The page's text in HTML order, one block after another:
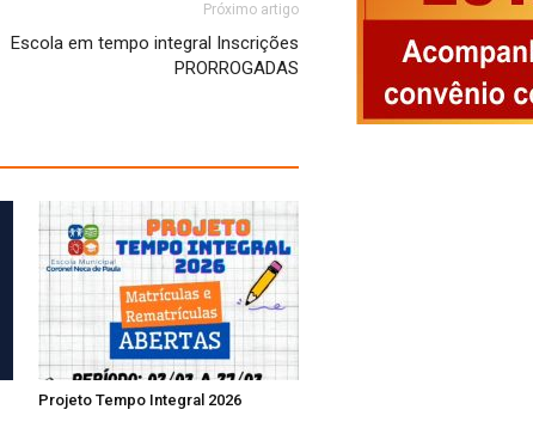
Próximo artigo
Escola em tempo integral Inscrições
PRORROGADAS
Projeto Tempo Integral 2026